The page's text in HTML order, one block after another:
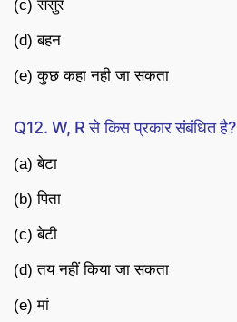
(c) ससुर
(d) बहन
(e) कुछ कहा नही जा सकता
Q12. W, R से किस प्रकार संबंधित है?
(a) बेटा
(b) पिता
(c) बेटी
(d) तय नहीं किया जा सकता
(e) मां